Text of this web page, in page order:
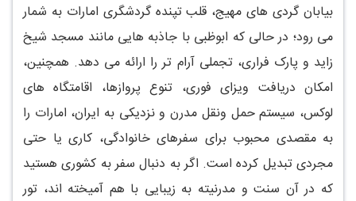
بیابان گردی های مهیج، قلب تپنده گردشگری امارات به شمار
می رود؛ در حالی که ابوظبی با جاذبه هایی مانند مسجد شیخ
زاید و پارک فراری، تجملی آرام تر را ارائه می دهد. همچنین،
امکان دریافت ویزای فوری، تنوع پروازها، اقامتگاه های
لوکس، سیستم حمل ونقل مدرن و نزدیکی به ایران، امارات را
به مقصدی محبوب برای سفرهای خانوادگی، کاری یا حتی
مجردی تبدیل کرده است. اگر به دنبال سفر به کشوری هستید
که در آن سنت و مدرنیته به زیبایی با هم آمیخته اند، تور